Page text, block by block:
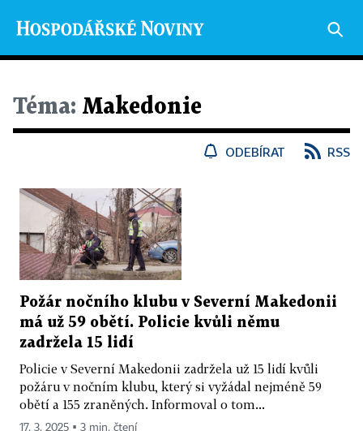
Téma: Makedonie
ODEBÍRAT RSS
Požár nočního klubu v Severní Makedonii
má už 59 obětí. Policie kvůli němu
zadržela 15 lidí
Policie v Severní Makedonii zadržela už 15 lidí kvůli
požáru v nočním klubu, který si vyžádal nejméně 59
obětí a 155 zraněných. Informoval o tom...
17. 3. 2025 ▪ 3 min. čtení